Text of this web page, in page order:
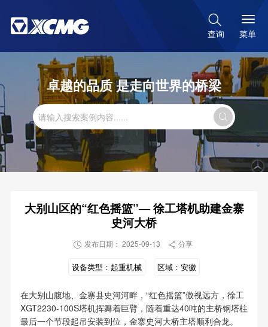

查询 菜单
卓越的品质 是走向世界的桥梁

大别山区的“红色摇篮”— 徐工塔机助建金寨
史河大桥
 发布日期： 2025-09-13  分享
设备类型： 起重机械 区域： 安徽
在大别山腹地、金寨县史河河畔，“红色摇篮”傲视远方，徐工
XGT2230-100S塔机挥舞着巨臂，随着重达40吨的主桥钢塔柱
最后一个节段起吊安装到位，金寨史河大桥主塔顺利合龙。